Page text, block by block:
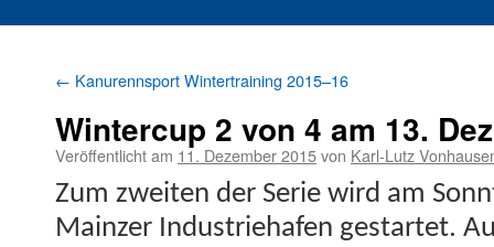
← Kanurennsport Wintertraining 2015–16
Wintercup 2 von 4 am 13.
Veröffentlicht am 11. Dezember 2015von Karl-Lutz
Zum zweit­en der Serie wird am
Mainz­er Indus­triehafen ges­tartet.